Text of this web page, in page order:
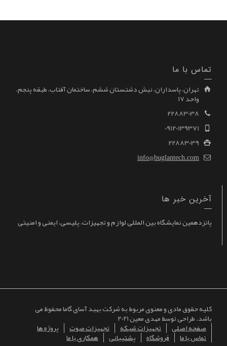
تماس با ما
تهران، پاسداران، نبش دشتستان ششم، ساختمان آفتاب، طبقه پنجم،
واحد ۱۷
22883038
09120139371
22883039
info@buglantech.com
آخرین خبر ها
پانزدهمین نمایشگاه بین المللی لوازم و تجهیزات، پلیسی، ایمنی و امنیتی
کلیه حقوق مادی و معنوی مربوط به شرکت بهبد آسای گاما محفوظ می
باشد. طراحی توسط مهدی معین 2021
صفحه اصلی تجهیزات شبکه تجهیزات صوت پروژه ها
تماس با ما فروشگاه پشتیبانی همکاری با ما